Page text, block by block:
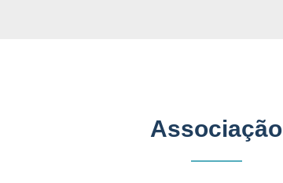
Associação